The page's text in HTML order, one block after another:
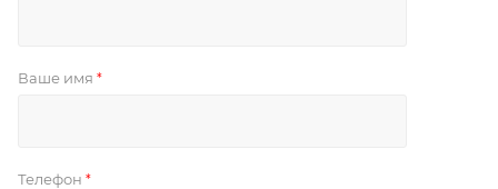
Ваше имя *
Телефон *